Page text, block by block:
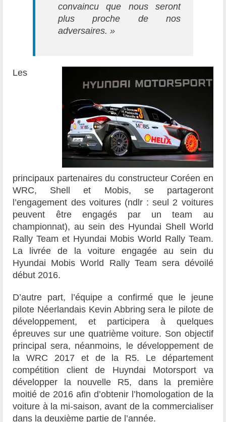
convaincu que nous seront
plus proche de nos
adversaires. »
Les
principaux partenaires du constructeur Coréen en
WRC, Shell et Mobis, se partageront
l’engagement des voitures (ndlr : seul 2 voitures
peuvent être engagés par un team au
championnat), au sein des Hyundai Shell World
Rally Team et Hyundai Mobis World Rally Team.
La livrée de la voiture engagée au sein du
Hyundai Mobis World Rally Team sera dévoilé
début 2016.
D’autre part, l’équipe a confirmé que le jeune
pilote Néerlandais Kevin Abbring sera le pilote de
développement, et participera à quelques
épreuves sur une quatrième voiture. Son objectif
principal sera, néanmoins, le développement de
la WRC 2017 et de la R5. Le département
compétition client de Huyndai Motorsport va
développer la nouvelle R5, dans la première
moitié de 2016 afin d’obtenir l’homologation de la
voiture à la mi-saison, avant de la commercialiser
dans la deuxième partie de l’année.